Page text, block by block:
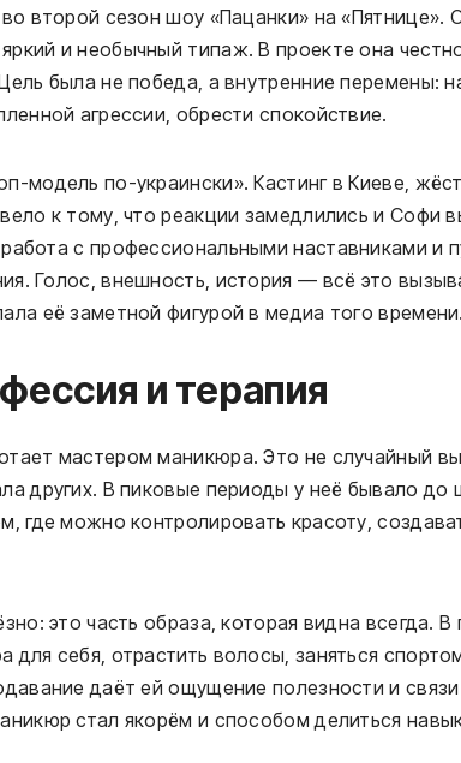
второй сезон шоу «Пацанки» на «Пятнице».
и необычный типаж. В проекте она
была не победа, а внутренние перемены:
агрессии, обрести спокойствие.
модель по-украински». Кастинг в Киеве,
к тому, что реакции замедлились и Софи
с профессиональными наставниками и
Голос, внешность, история — всё это
её заметной фигурой в медиа того времени.
и терапия
мастером маникюра. Это не случайный
других. В пиковые периоды у неё бывало до
где можно контролировать красоту,
это часть образа, которая видна всегда. В
себя, отрастить волосы, заняться
даёт ей ощущение полезности и
стал якорём и способом делиться